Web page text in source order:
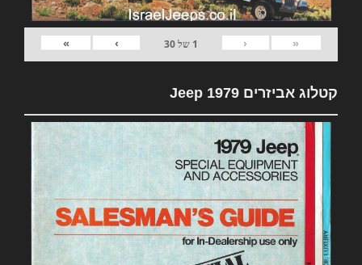
«
‹
1 של30
›
»
קטלוג אביזרים 1979 Jeep